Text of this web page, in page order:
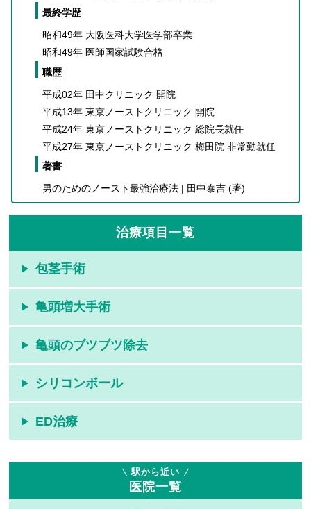
最終学歴
昭和49年 大阪医科大学医学部卒業
昭和49年 医師国家試験合格
職歴
平成02年 田中クリニック 開院
平成13年 東京ノーストクリニック 開院
平成24年 東京ノーストクリニック 総院長就任
平成27年 東京ノーストクリニック 梅田院 非常勤就任
著書
男のためのノースト最強治療法 | 田中泰吉 (著)
治療項目一覧
包茎手術
亀頭増大手術
亀頭のブツブツ除去
シリコンボール
ED治療
駅から近い
医院一覧